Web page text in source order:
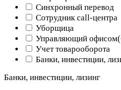
Синхронный перевод
Сотрудник call-центра
Уборщица
Управляющий
Учет товарооборота
Банки, инвестиции,
Банки, инвестиции, лизинг